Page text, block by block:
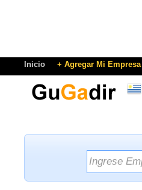
Inicio + Agregar Mi Empresa